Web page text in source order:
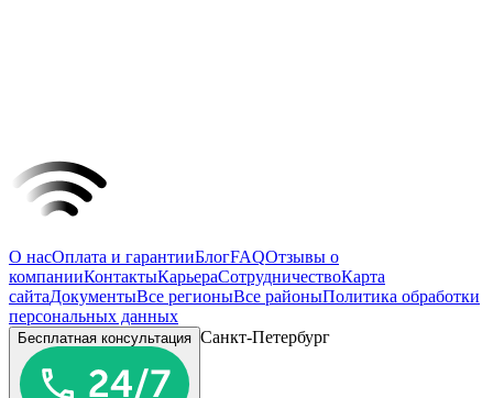
О насОплата и гарантииБлогFAQОтзывы о
компанииКонтактыКарьераСотрудничествоКарта
сайтаДокументыВсе регионыВсе районыПолитика обработки
персональных данных
Бесплатная консультация Санкт-Петербург